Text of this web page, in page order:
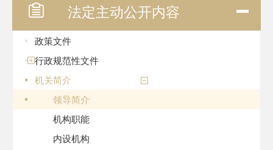
法定主动公开内容
政策文件
行政规范性文件
机关简介
领导简介
机构职能
内设机构